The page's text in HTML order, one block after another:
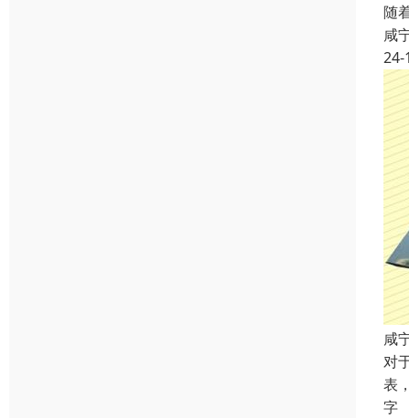
随
咸
24-
咸
对
表
字